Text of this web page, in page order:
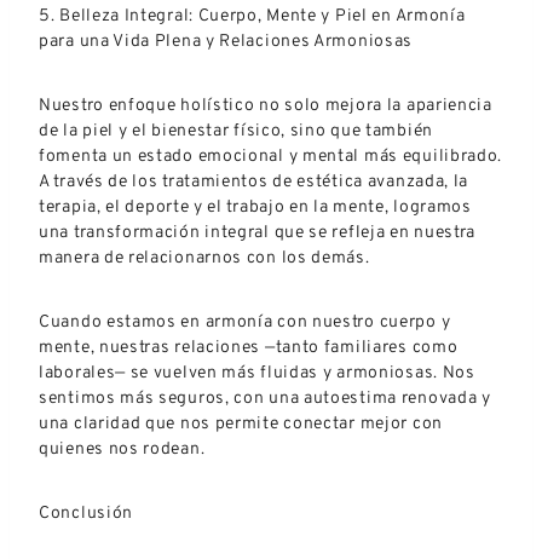
5. Belleza Integral: Cuerpo, Mente y Piel en Armonía
para una Vida Plena y Relaciones Armoniosas
Nuestro enfoque holístico no solo mejora la apariencia
de la piel y el bienestar físico, sino que también
fomenta un estado emocional y mental más equilibrado.
A través de los tratamientos de estética avanzada, la
terapia, el deporte y el trabajo en la mente, logramos
una transformación integral que se refleja en nuestra
manera de relacionarnos con los demás.
Cuando estamos en armonía con nuestro cuerpo y
mente, nuestras relaciones —tanto familiares como
laborales— se vuelven más fluidas y armoniosas. Nos
sentimos más seguros, con una autoestima renovada y
una claridad que nos permite conectar mejor con
quienes nos rodean.
Conclusión